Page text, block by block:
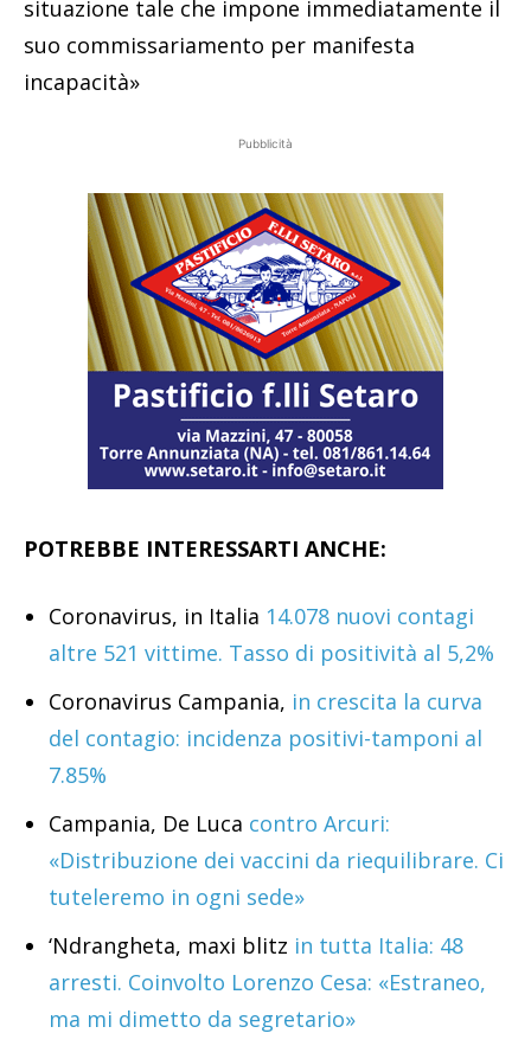
situazione tale che impone immediatamente il
suo commissariamento per manifesta
incapacità»
Pubblicità
POTREBBE INTERESSARTI ANCHE:
Coronavirus, in Italia 14.078 nuovi contagi
altre 521 vittime. Tasso di positività al 5,2%
Coronavirus Campania, in crescita la curva
del contagio: incidenza positivi-tamponi al
7.85%
Campania, De Luca contro Arcuri:
«Distribuzione dei vaccini da riequilibrare. Ci
tuteleremo in ogni sede»
‘Ndrangheta, maxi blitz in tutta Italia: 48
arresti. Coinvolto Lorenzo Cesa: «Estraneo,
ma mi dimetto da segretario»